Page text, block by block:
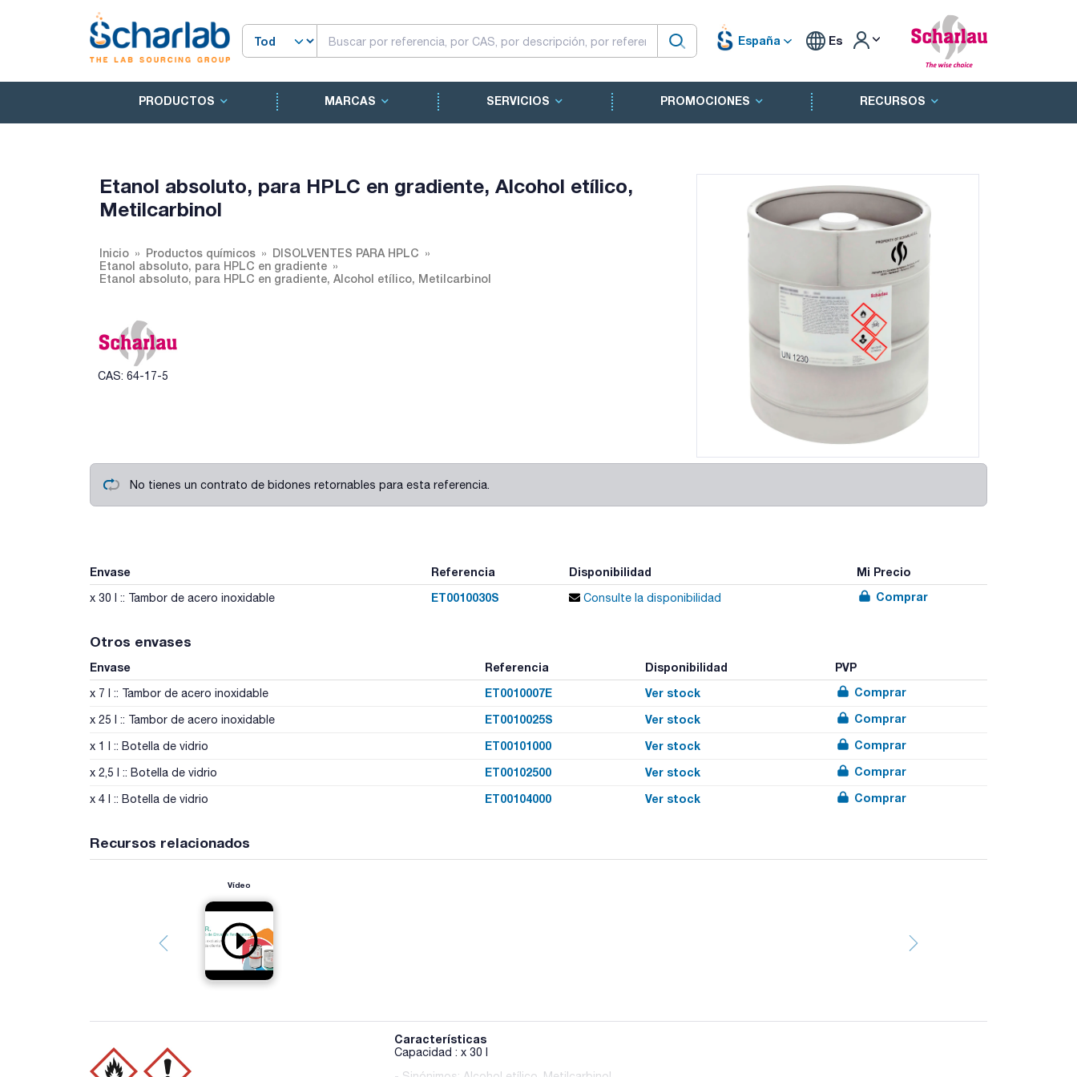
España Es
PRODUCTOS MARCAS SERVICIOS PROMOCIONES RECURSOS
Etanol absoluto, para HPLC en gradiente, Alcohol etílico,
Metilcarbinol
Inicio Productos químicos
DISOLVENTES PARA HPLC
Etanol absoluto, para HPLC en gradiente
Etanol absoluto, para HPLC en gradiente, Alcohol etílico, Metilcarbinol
CAS: 64-17-5
No tienes un contrato de bidones retornables para esta referencia.
Envase Referencia Disponibilidad Mi Precio
x 30 l :: Tambor de acero inoxidable ET0010030S Consulte la disponibilidad Comprar
Otros envases
Envase Referencia Disponibilidad PVP
x 7 l :: Tambor de acero inoxidable ET0010007E Ver stock Comprar
x 25 l :: Tambor de acero inoxidable ET0010025S Ver stock Comprar
x 1 l :: Botella de vidrio ET00101000 Ver stock Comprar
x 2,5 l :: Botella de vidrio ET00102500 Ver stock Comprar
x 4 l :: Botella de vidrio ET00104000 Ver stock Comprar
Recursos relacionados
Vídeo
Características
Capacidad : x 30 l